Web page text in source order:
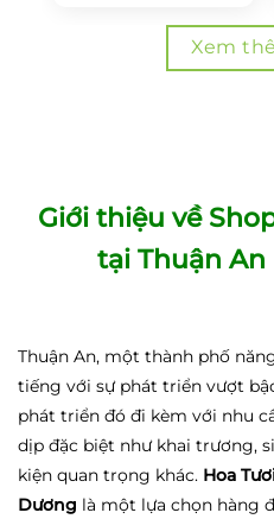
Xem
Giới thiệu về
tại Thuận
Thuận An, một thành phố
tiếng với sự phát triển vượt
phát triển đó đi kèm với nhu
dịp đặc biệt như khai trương,
kiện quan trọng khác. Hoa
Dương là một lựa chọn hàng